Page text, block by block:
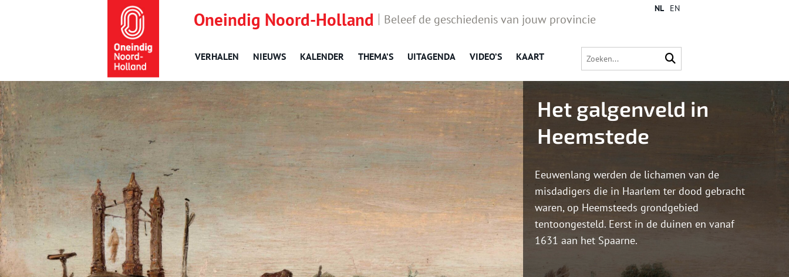
Oneindig Noord-Holland Beleef de geschiedenis van jouw provincie
VERHALEN NIEUWS KALENDER THEMA’S UITAGENDA VIDEO’S KAART
NL EN
Het galgenveld in
Heemstede
Eeuwenlang werden de lichamen van de
misdadigers die in Haarlem ter dood gebracht
waren, op Heemsteeds grondgebied
tentoongesteld. Eerst in de duinen en vanaf
1631 aan het Spaarne.